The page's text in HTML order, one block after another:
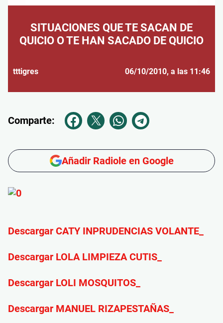
SITUACIONES QUE TE SACAN DE
QUICIO O TE HAN SACADO DE QUICIO
tttigres 06/10/2010, a las 11:46
Comparte:
Añadir Radiole en Google
Descargar CATY INPRUDENCIAS VOLANTE_
Descargar LOLA LIMPIEZA CUTIS_
Descargar LOLI MOSQUITOS_
Descargar MANUEL RIZAPESTAÑAS_